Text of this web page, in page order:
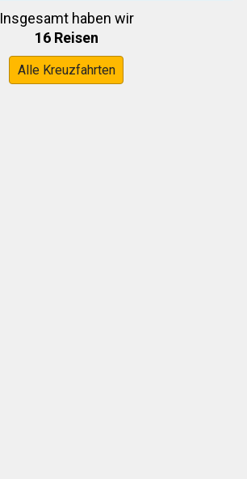
Insgesamt haben wir
16 Reisen
Alle Kreuzfahrten